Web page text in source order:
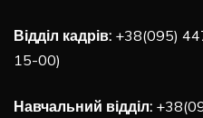
Відділ кадрів: +38(095)
15-00)
Навчальний відділ: